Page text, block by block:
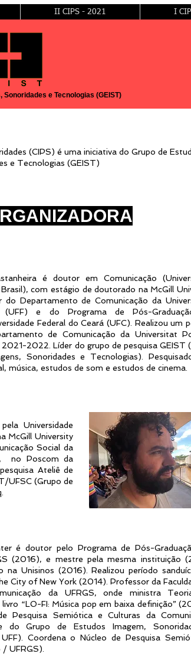
II CIPS - 2021 I
e Tecnologias (GEIST)
(CIPS) é uma iniciativa do Grupo de
e Tecnologias (GEIST)
é doutor em Comunicação
com estágio de doutorado na McGill
do Departamento de Comunicação da
(UFF) e do Programa de Pós-
Federal do Ceará (UFC). Realizou um
de Comunicação da Universitat
2022. Líder do grupo de pesquisa GEIST
Sonoridades e Tecnologias).
música, estudos de som e estudos de cinema.
Universidade
McGill University
Social da
no Poscom da
Ateliê de
UFSC (Grupo de
é doutor pelo Programa de Pós-
(2016), e mestre pela mesma instituição
na Unisinos (2016). Realizou período
City of New York (2014). Professor da
da UFRGS, onde ministra
“LO-FI: Música pop em baixa definição”
Pesquisa Semiótica e Culturas da
do Grupo de Estudos Imagem,
Coordena o Núcleo de Pesquisa
UFRGS).